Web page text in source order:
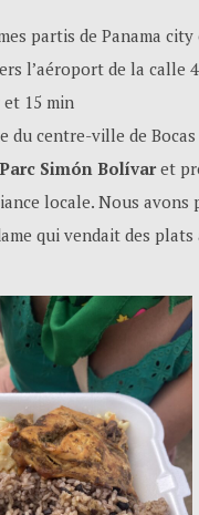
partis de Panama city
l’aéroport de la calle
15 min
du centre-ville de Bocas
Parc Simón Bolívaret
locale. Nous avons
qui vendait des